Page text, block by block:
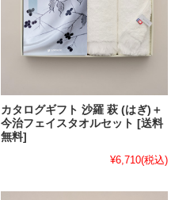
カタログギフト 沙羅 萩 (はぎ)＋
今治フェイスタオルセット [送料
無料]
¥6,710(税込)